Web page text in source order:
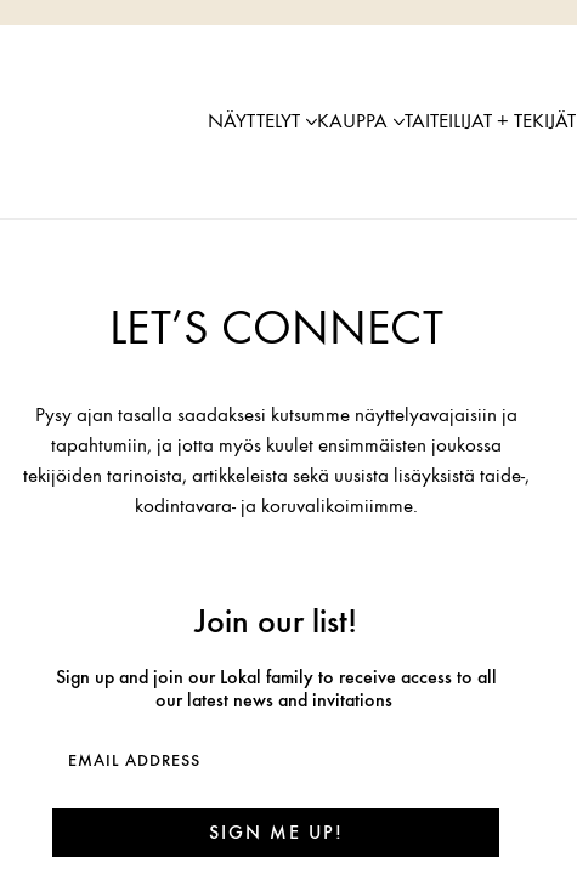
NÄYTTELYT KAUPPA TAITEILIJAT + TEKIJÄT
LET’S CONNECT
Pysy ajan tasalla saadaksesi kutsumme näyttelyavajaisiin ja
tapahtumiin, ja jotta myös kuulet ensimmäisten joukossa
tekijöiden tarinoista, artikkeleista sekä uusista lisäyksistä taide-,
kodintavara- ja koruvalikoimiimme.
Join our list!
Sign up and join our Lokal family to receive access to all
our latest news and invitations
SIGN ME UP!